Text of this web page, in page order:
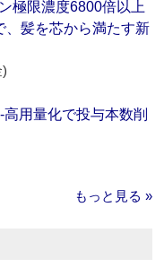
極限濃度6800倍以上
、髪を芯から満たす新
高用量化で投与本数削
もっと見る »